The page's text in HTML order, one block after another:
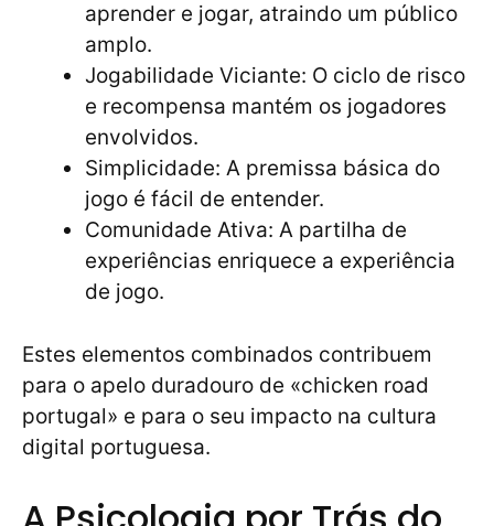
aprender e jogar, atraindo um público
amplo.
Jogabilidade Viciante: O ciclo de risco
e recompensa mantém os jogadores
envolvidos.
Simplicidade: A premissa básica do
jogo é fácil de entender.
Comunidade Ativa: A partilha de
experiências enriquece a experiência
de jogo.
Estes elementos combinados contribuem
para o apelo duradouro de «chicken road
portugal» e para o seu impacto na cultura
digital portuguesa.